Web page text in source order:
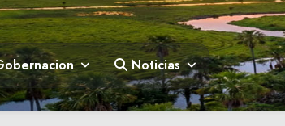
Noticias